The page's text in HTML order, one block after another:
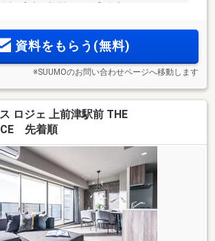
ン
資料をもらう(無料)
※SUUMOのお問い合わせページへ移動します
ロジェ 上前津駅前 THE
先着順